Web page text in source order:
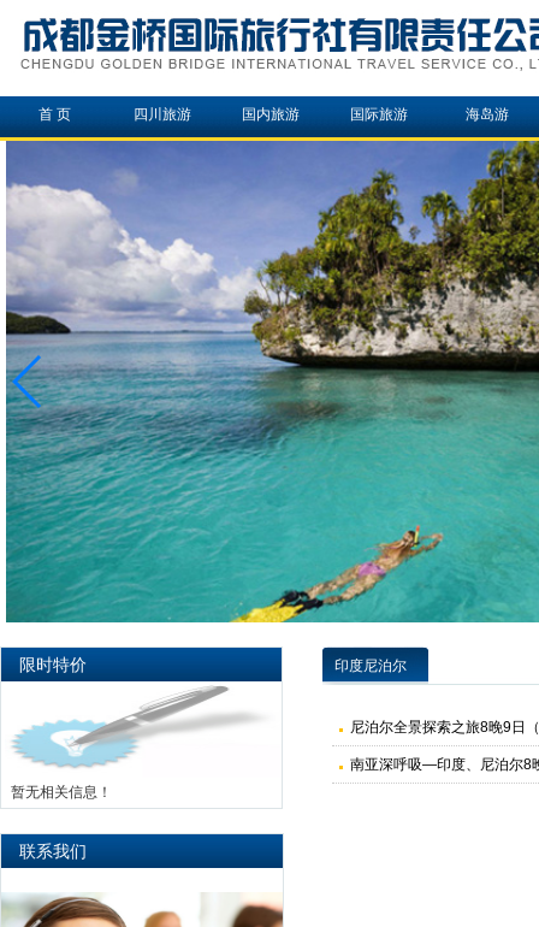
首 页 四川旅游 国内旅游 国际旅游 海岛游
限时特价
暂无相关信息！
联系我们
印度尼泊尔
尼泊尔全景探索之旅8晚9日
南亚深呼吸—印度、尼泊尔8